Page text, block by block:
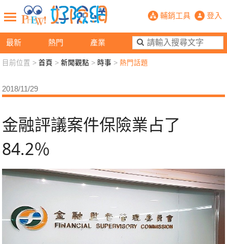
最新 熱門 產業
金融評議案件保險業占了84.2％-
輔銷工具 登入
新聞觀點 業務交流 好險懂生活
退休先準備 好險學堂 輔銷工具 活動專區
目前位置 >首頁 >新聞觀點 > 時事 >熱門話題
2018/11/29
金融評議案件保險業占了
84.2％